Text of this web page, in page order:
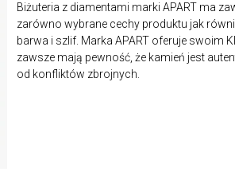
Biżuteria z diamentami marki APART ma
zarówno wybrane cechy produktu jak
barwa i szlif. Marka APART oferuje swoim
zawsze mają pewność, że kamień jest
od konfliktów zbrojnych.